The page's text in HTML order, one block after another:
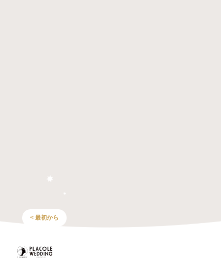
< 最初から